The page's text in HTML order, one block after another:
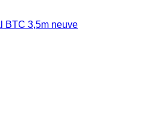
BTC 3,5m neuve